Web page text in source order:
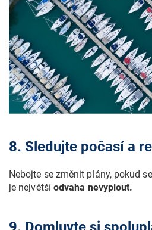
8. Sledujte počasí a
Nebojte se změnit plány, pokud
je největší odvaha nevyplout.